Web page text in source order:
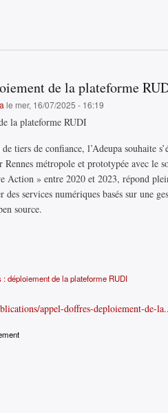
de la plateforme
le mer, 16/07/2025 - 16:19
la plateforme RUDI
tiers de confiance, l’Adeupa souhaite
métropole et prototypée avec le
» entre 2020 et 2023, répond
services numériques basés sur une
source.
déploiement de la plateforme RUDI
appel-doffres-deploiement-de-